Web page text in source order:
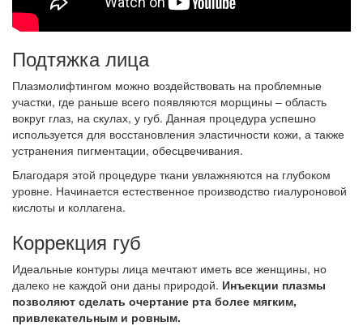
Подтяжка лица
Плазмолифтингом можно воздействовать на проблемные
участки, где раньше всего появляются морщины – область
вокруг глаз, на скулах, у губ. Данная процедура успешно
используется для восстановления эластичности кожи, а также
устранения пигментации, обесцвечивания.
Благодаря этой процедуре ткани увлажняются на глубоком
уровне. Начинается естественное производство гиалуроновой
кислоты и коллагена.
Коррекция губ
Идеальные контуры лица мечтают иметь все женщины, но
далеко не каждой они даны природой. Инъекции плазмы
позволяют сделать очертание рта более мягким,
привлекательным и ровным.